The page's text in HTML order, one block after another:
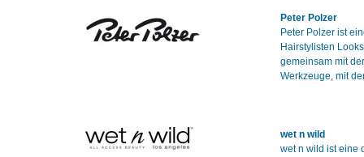
Peter Polzer
Peter Polzer ist
Hairstylisten
gemeinsam mit
Werkzeuge, mit
wet n wild
wet n wild ist eine